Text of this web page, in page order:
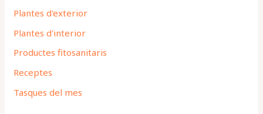
Plantes d'exterior
Plantes d'interior
Productes fitosanitaris
Receptes
Tasques del mes